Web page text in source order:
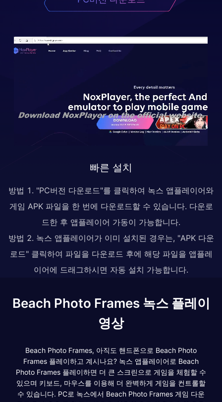
빠른 설치
방법 1. "PC버전 다운로드"를 클릭하여 녹스 앱플레이어와
게임 APK 파일을 한 번에 다운로드할 수 있습니다. 다운로
드한 후 앱플레이어 가동이 가능합니다.
방법 2. 녹스 앱플레이어가 이미 설치된 경우는, "APK 다운
로드" 클릭하여 파일을 다운로드 후에 해당 파일을 앱플레
이어에 드래그하시면 자동 설치 가능합니다.
Beach Photo Frames 녹스 플레이
영상
Beach Photo Frames, 아직도 핸드폰으로 Beach Photo
Frames 플레이하고 계시나요? 녹스 앱플레이어로 Beach
Photo Frames 플레이하면 더 큰 스크린으로 게임을 체험할 수
있으며 키보드, 마우스를 이용해 더 완벽하게 게임을 컨트롤할
수 있습니다. PC로 녹스에서 Beach Photo Frames 게임 다운